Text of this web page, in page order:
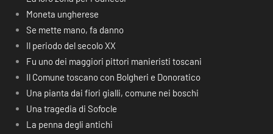
Moneta ungherese
Se mette mano, fa danno
Il periodo del secolo XX
Fu uno dei maggiori pittori manieristi toscani
Il Comune toscano con Bolgheri e Donoratico
Una pianta dai fiori gialli, comune nei boschi
Una tragedia di Sofocle
La penna degli antichi